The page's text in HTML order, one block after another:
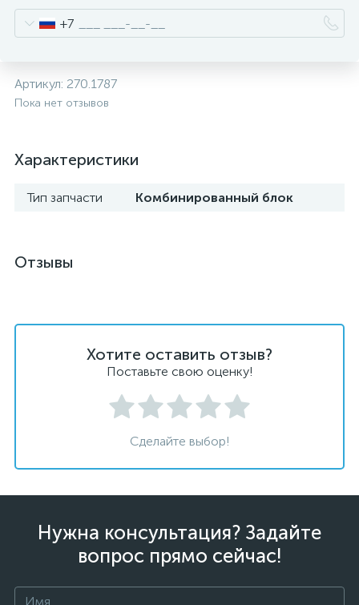
+7
Артикул: 270.1787
Пока нет отзывов
Характеристики
Тип запчасти Комбинированный блок
Отзывы
Хотите оставить отзыв?
Поставьте свою оценку!
Сделайте выбор!
Нужна консультация? Задайте
вопрос прямо сейчас!